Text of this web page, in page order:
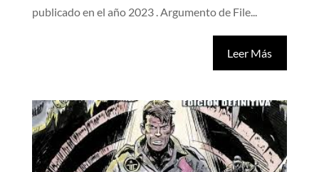
publicado en el año 2023 . Argumento de File...
Leer Más